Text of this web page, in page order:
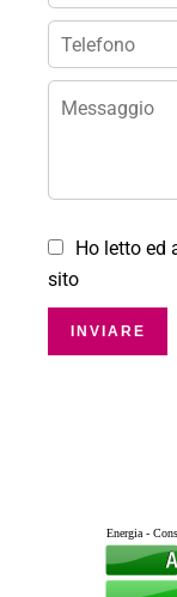
Ho letto ed
sito
INVIARE
Energia -